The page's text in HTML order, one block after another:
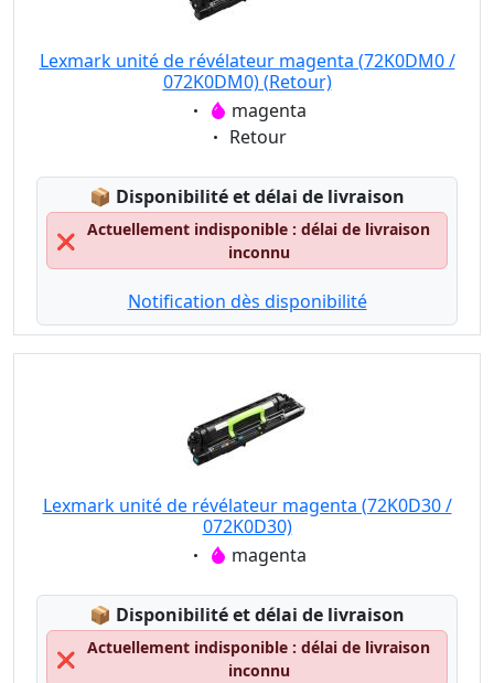
Lexmark unité de révélateur magenta (72K0DM0 /
072K0DM0) (Retour)
Eigenschaft:
magenta
Eigenschaft:
Retour
📦 Lagerstatus:
Disponibilité et délai de livraison
❌
Actuellement indisponible : délai de livraison
inconnu
Notification dès disponibilité
Lexmark unité de révélateur magenta (72K0D30 /
072K0D30)
Eigenschaft:
magenta
📦 Lagerstatus:
Disponibilité et délai de livraison
❌
Actuellement indisponible : délai de livraison
inconnu